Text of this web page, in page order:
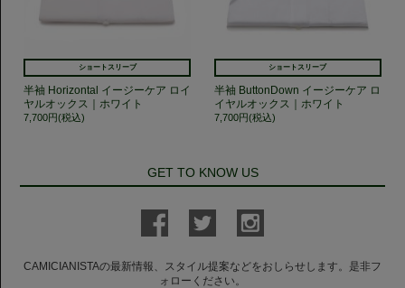
ショートスリーブ
半袖 Horizontal イージーケア ロイ
ヤルオックス｜ホワイト
7,700円(税込)
ショートスリーブ
半袖 ButtonDown イージーケア ロ
イヤルオックス｜ホワイト
7,700円(税込)
GET TO KNOW US
CAMICIANISTAの最新情報、スタイル提案などをおしらせします。是非フ
ォローください。